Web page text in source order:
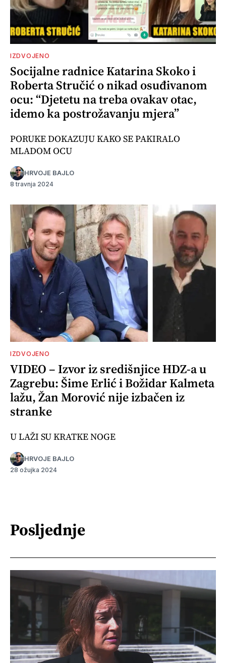
IZDVOJENO
Socijalne radnice Katarina Skoko i
Roberta Stručić o nikad osuđivanom
ocu: “Djetetu na treba ovakav otac,
idemo ka postrožavanju mjera”
PORUKE DOKAZUJU KAKO SE PAKIRALO
MLADOM OCU
HRVOJE BAJLO
8 travnja 2024
IZDVOJENO
VIDEO – Izvor iz središnjice HDZ-a u
Zagrebu: Šime Erlić i Božidar Kalmeta
lažu, Žan Morović nije izbačen iz
stranke
U LAŽI SU KRATKE NOGE
HRVOJE BAJLO
28 ožujka 2024
Posljednje